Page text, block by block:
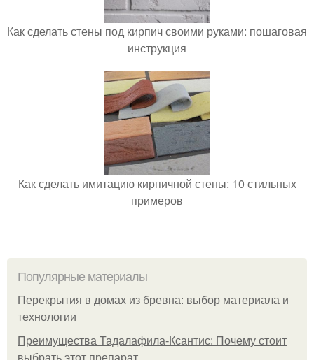
Как сделать стены под кирпич своими руками: пошаговая
инструкция
Как сделать имитацию кирпичной стены: 10 стильных
примеров
Популярные материалы
Перекрытия в домах из бревна: выбор материала и
технологии
Преимущества Тадалафила-Ксантис: Почему стоит
выбрать этот препарат